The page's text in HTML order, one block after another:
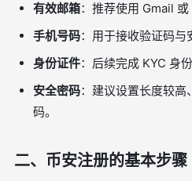
有效邮箱：推荐使用 Gmail
手机号码：用于接收验证码与
身份证件：后续完成 KYC 身
安全密码：建议设置长度较高
码。
二、币安注册的基本步骤